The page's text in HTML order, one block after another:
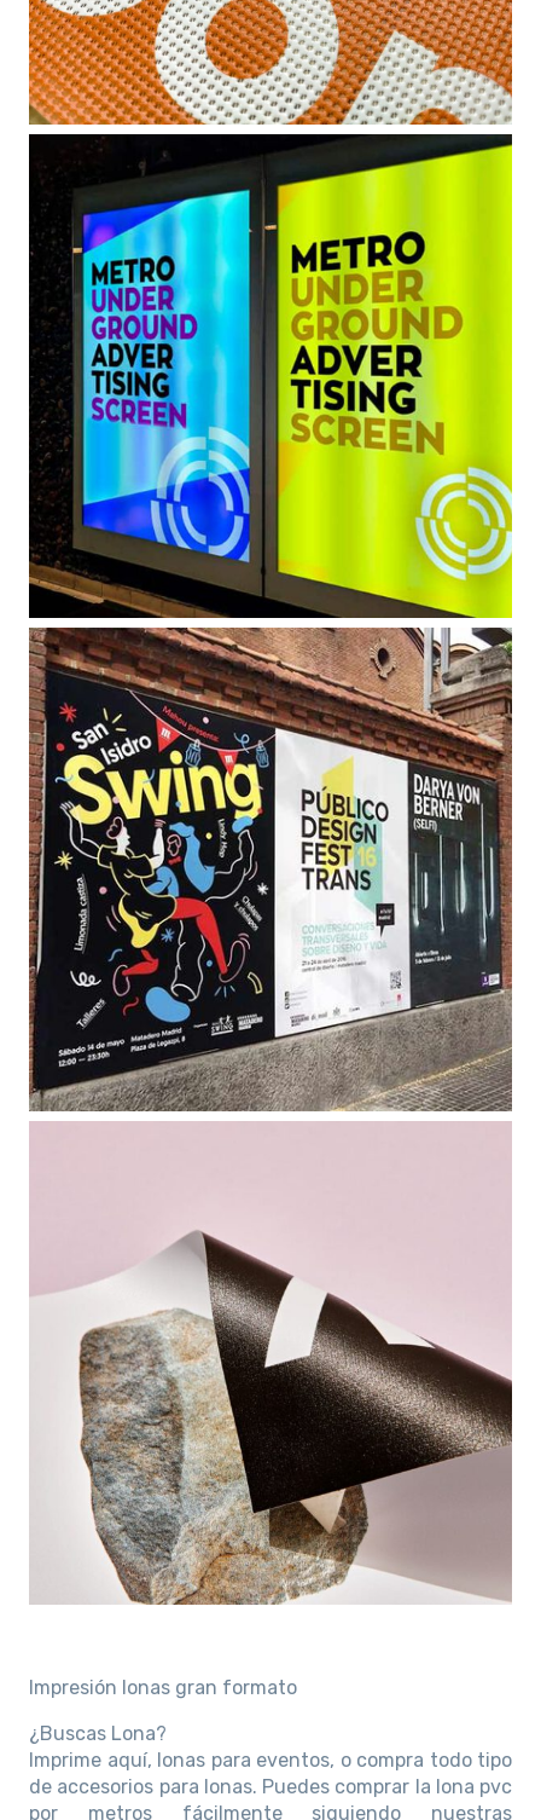
Impresión lonas gran formato
¿Buscas Lona?
Imprime aquí, lonas para eventos, o compra todo tipo
de accesorios para lonas. Puedes comprar la lona pvc
por metros fácilmente siguiendo nuestras